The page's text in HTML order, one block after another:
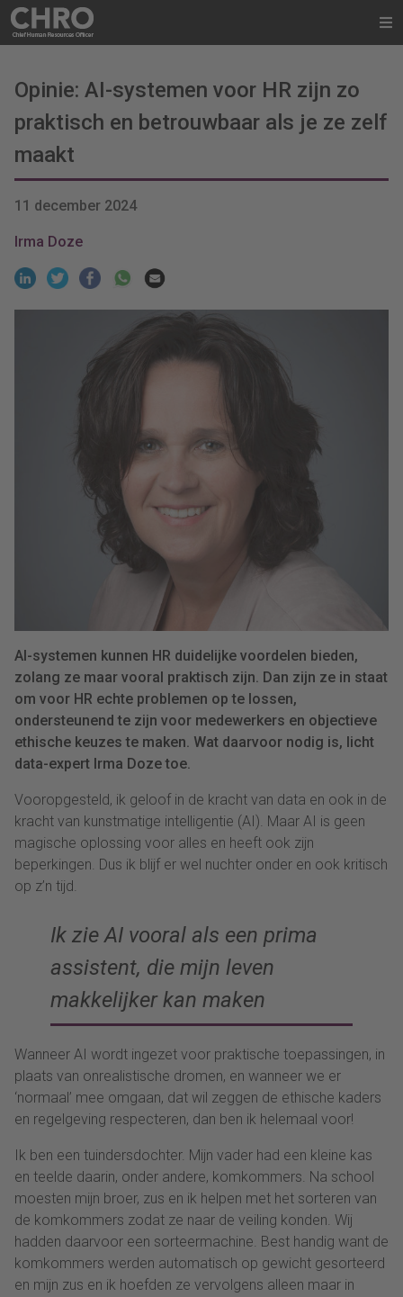
Opinie: AI-systemen voor HR zijn zo
praktisch en betrouwbaar als je ze zelf
maakt
11 december 2024
Irma Doze
AI-systemen kunnen HR duidelijke voordelen bieden,
zolang ze maar vooral praktisch zijn. Dan zijn ze in staat
om voor HR echte problemen op te lossen,
ondersteunend te zijn voor medewerkers en objectieve
ethische keuzes te maken. Wat daarvoor nodig is, licht
data-expert Irma Doze toe.
Vooropgesteld, ik geloof in de kracht van data en ook in de
kracht van kunstmatige intelligentie (AI). Maar AI is geen
magische oplossing voor alles en heeft ook zijn
beperkingen. Dus ik blijf er wel nuchter onder en ook kritisch
op z’n tijd.
Ik zie AI vooral als een prima
assistent, die mijn leven
makkelijker kan maken
Wanneer AI wordt ingezet voor praktische toepassingen, in
plaats van onrealistische dromen, en wanneer we er
‘normaal’ mee omgaan, dat wil zeggen de ethische kaders
en regelgeving respecteren, dan ben ik helemaal voor!
Ik ben een tuindersdochter. Mijn vader had een kleine kas
en teelde daarin, onder andere, komkommers. Na school
moesten mijn broer, zus en ik helpen met het sorteren van
de komkommers zodat ze naar de veiling konden. Wij
hadden daarvoor een sorteermachine. Best handig want de
komkommers werden automatisch op gewicht gesorteerd
en mijn zus en ik hoefden ze vervolgens alleen maar in